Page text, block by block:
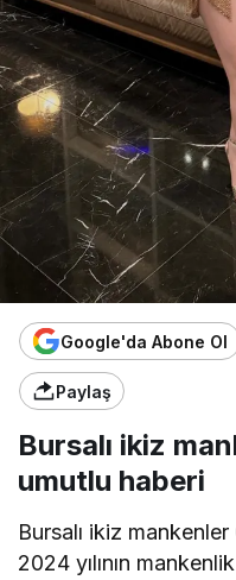
Google'da Abone Ol
Paylaş
Bursalı ikiz
umutlu haberi
Bursalı ikiz
2024 yılının